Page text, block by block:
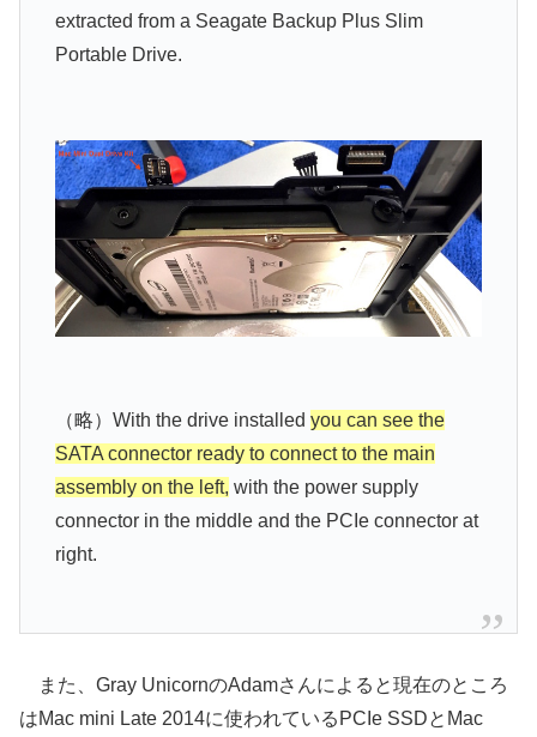
extracted from a Seagate Backup Plus Slim
Portable Drive.
（略）With the drive installed you can see the
SATA connector ready to connect to the main
assembly on the left, with the power supply
connector in the middle and the PCIe connector at
right.
また、Gray UnicornのAdamさんによると現在のところ
はMac mini Late 2014に使われているPCIe SSDとMac